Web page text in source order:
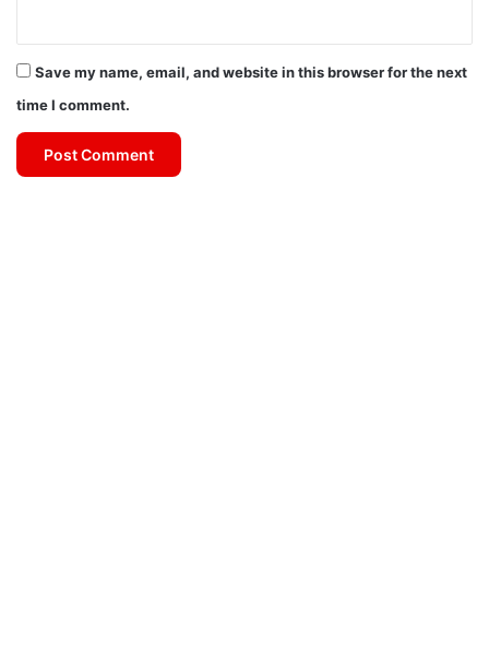
Save my name, email, and website in this browser for the next
time I comment.